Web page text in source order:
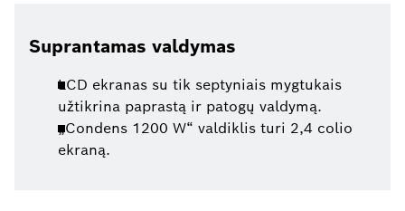
Suprantamas valdymas
LCD ekranas su tik septyniais mygtukais
užtikrina paprastą ir patogų valdymą.
„Condens 1200 W“ valdiklis turi 2,4 colio
ekraną.